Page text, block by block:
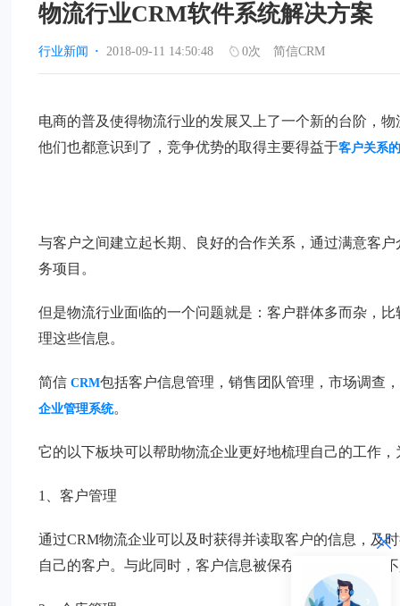
物流行业CRM软件系统解决方案
行业新闻 · 2018-09-11 14:50:48 0次 简信CRM
电商的普及使得物流行业的发展又上了一个新的台阶，
他们也都意识到了，竞争优势的取得主要得益于客户关系
与客户之间建立起长期、良好的合作关系，通过满意客
务项目。
但是物流行业面临的一个问题就是：客户群体多而杂，
理这些信息。
简信CRM包括客户信息管理，销售团队管理，市场调查
企业管理系统。
它的以下板块可以帮助物流企业更好地梳理自己的工作
1、客户管理
通过CRM物流企业可以及时获得并读取客户的信息，及
自己的客户。与此同时，客户信息被保存在CRM系统而